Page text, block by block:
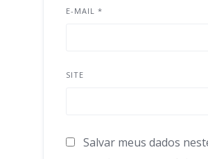
E-MAIL *
SITE
Salvar meus dados